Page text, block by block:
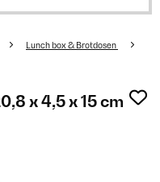
Lunch box & Brotdosen
x 4,5 x 15 cm